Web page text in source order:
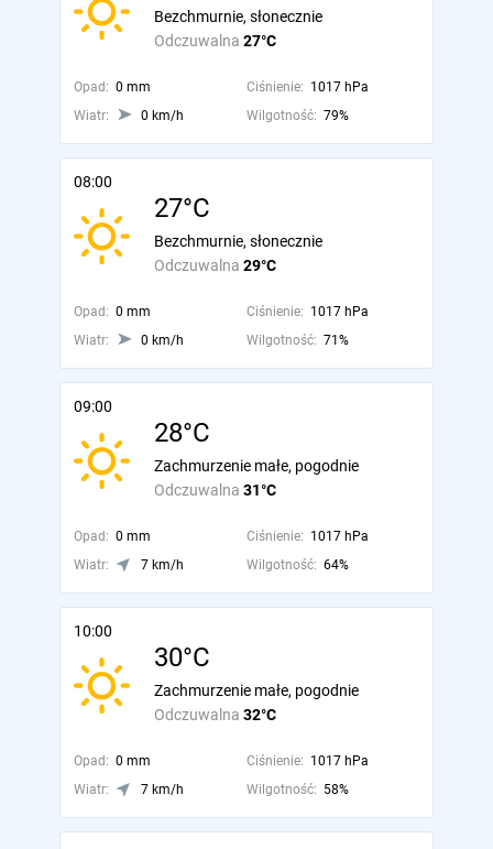
Odczuwalna 27°C
Bezchmurnie, słonecznie
Opad: 0 mm Ciśnienie: 1017 hPa
Wiatr:
0 km/h Wilgotność: 79%
08:00
27°C
Odczuwalna 29°C
Bezchmurnie, słonecznie
Opad: 0 mm Ciśnienie: 1017 hPa
Wiatr:
0 km/h Wilgotność: 71%
09:00
28°C
Odczuwalna 31°C
Zachmurzenie małe, pogodnie
Opad: 0 mm Ciśnienie: 1017 hPa
Wiatr:
7 km/h Wilgotność: 64%
10:00
30°C
Odczuwalna 32°C
Zachmurzenie małe, pogodnie
Opad: 0 mm Ciśnienie: 1017 hPa
Wiatr:
7 km/h Wilgotność: 58%